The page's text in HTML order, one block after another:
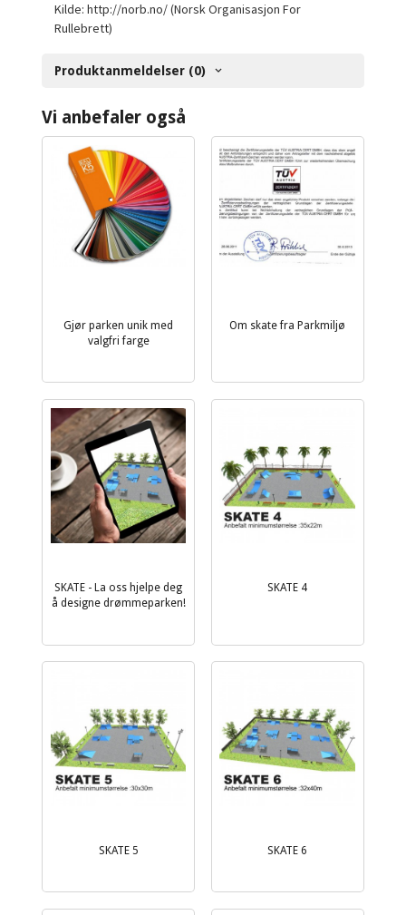
Kilde: http://norb.no/ (Norsk Organisasjon For
Rullebrett)
Produktanmeldelser (0)
Vi anbefaler også
Gjør parken unik med
valgfri farge
Om skate fra Parkmiljø
SKATE - La oss hjelpe deg
å designe drømmeparken!
SKATE 4
SKATE 5 SKATE 6